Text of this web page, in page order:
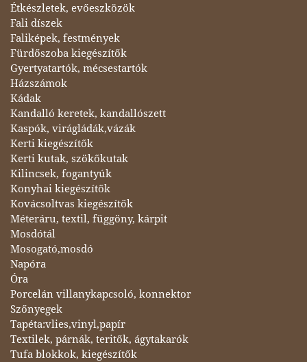
Étkészletek, evőeszközök
Fali díszek
Faliképek, festmények
Fürdőszoba kiegészítők
Gyertyatartók, mécsestartók
Házszámok
Kádak
Kandalló keretek, kandallószett
Kaspók, virágládák,vázák
Kerti kiegészítők
Kerti kutak, szökőkutak
Kilincsek, fogantyúk
Konyhai kiegészítők
Kovácsoltvas kiegészítők
Méteráru, textil, függöny, kárpit
Mosdótál
Mosogató,mosdó
Napóra
Óra
Porcelán villanykapcsoló, konnektor
Szőnyegek
Tapéta:vlies,vinyl,papír
Textilek, párnák, teritők, ágytakarók
Tufa blokkok, kiegészítők